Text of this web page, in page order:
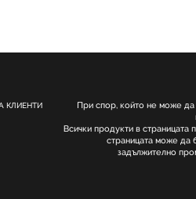
КЛИЕНТИ
При спор, който не може
Всички продукти в страницата
страницата може да
задължително